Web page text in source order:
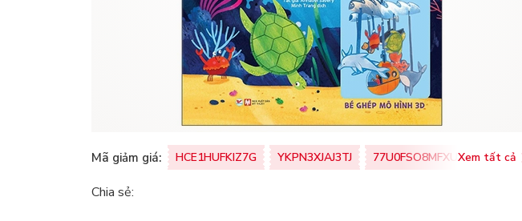
Mã giảm giá: HCE1HUFKIZ7G YKPN3XJAJ3TJ 77U0FSO8MFXU Xem tất cả
Chia sẻ: